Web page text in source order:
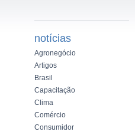
notícias
Agronegócio
Artigos
Brasil
Capacitação
Clima
Comércio
Consumidor